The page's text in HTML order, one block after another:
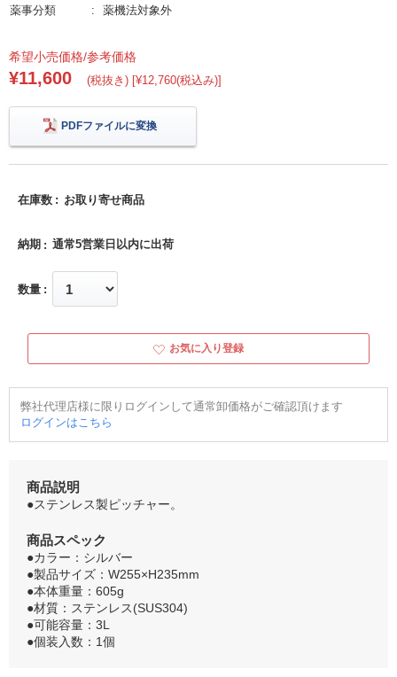
薬事分類
薬機法対象外
希望小売価格/参考価格
¥11,600 (税抜き) [¥12,760(税込み)]
PDFファイルに変換
在庫数 お取り寄せ商品
納期 通常5営業日以内に出荷
数量
お気に入り登録
弊社代理店様に限りログインして通常卸価格がご確認頂けます
ログインはこちら
商品説明
●ステンレス製ピッチャー。
商品スペック
●カラー：シルバー
●製品サイズ：W255×H235mm
●本体重量：605g
●材質：ステンレス(SUS304)
●可能容量：3L
●個装入数：1個